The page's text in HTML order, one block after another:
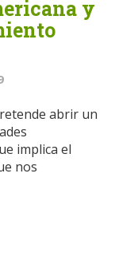
y
abrir un
implica el
nos